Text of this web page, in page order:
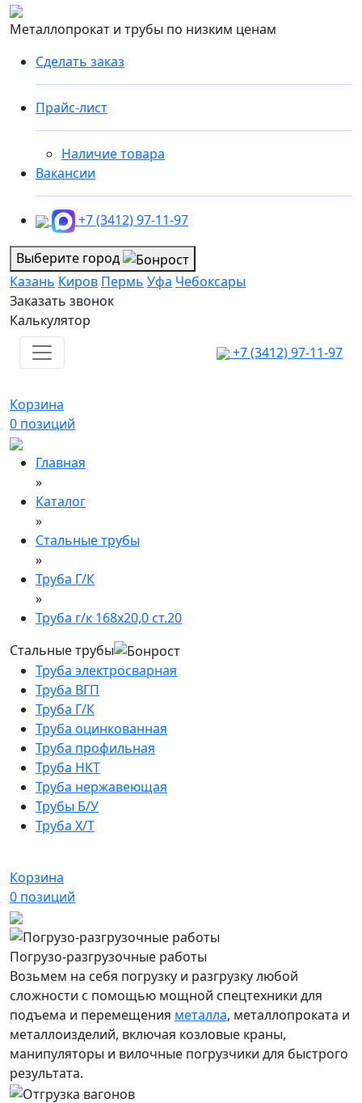
Металлопрокат и трубы по низким ценам
Сделать заказ
Прайс-лист
Наличие товара
Вакансии
+7 (3412) 97-11-97
Выберите город
Казань Киров Пермь Уфа Чебоксары
Заказать звонок
Калькулятор
+7 (3412) 97-11-97
Корзина
0 позиций
Главная
»
Каталог
»
Стальные трубы
»
Труба Г/К
»
Труба г/к 168х20,0 ст.20
Стальные трубы
Труба электросварная
Труба ВГП
Труба Г/К
Труба оцинкованная
Труба профильная
Труба НКТ
Труба нержавеющая
Трубы Б/У
Труба Х/Т
Корзина
0 позиций
Погрузо-разгрузочные работы
Возьмем на себя погрузку и разгрузку любой
сложности с помощью мощной спецтехники для
подъема и перемещения металла, металлопроката и
металлоизделий, включая козловые краны,
манипуляторы и вилочные погрузчики для быстрого
результата.